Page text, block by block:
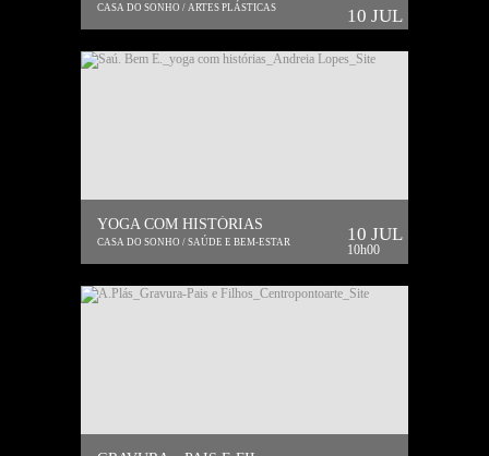
CASA DO SONHO / ARTES PLÁSTICAS 10 JUL
YOGA COM HISTÓRIAS
CASA DO SONHO / SAÚDE E BEM-ESTAR 10 JUL
10h00